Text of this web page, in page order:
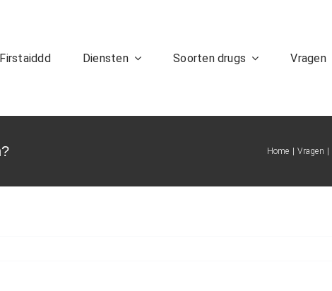
Diensten Soorten drugs Vragen
Home Vragen